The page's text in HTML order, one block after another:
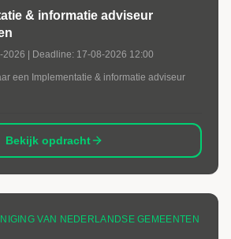
& informatie adviseur
2026 | Deadline: 17-08-2026 12:00
een Implementatie & informatie adviseur
Bekijk opdracht
VAN NEDERLANDSE GEMEENTEN